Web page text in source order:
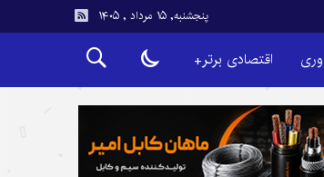
پنجشنبه, ۱۵ مرداد , ۱۴۰۵
اقتصادی برتر+